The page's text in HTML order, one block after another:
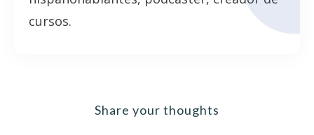
cursos.
Share your thoughts